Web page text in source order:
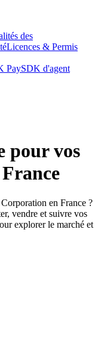
des
Licences & Permis
PaySDK d'agent
pour vos
en France ?
vendre et suivre vos
explorer le marché et